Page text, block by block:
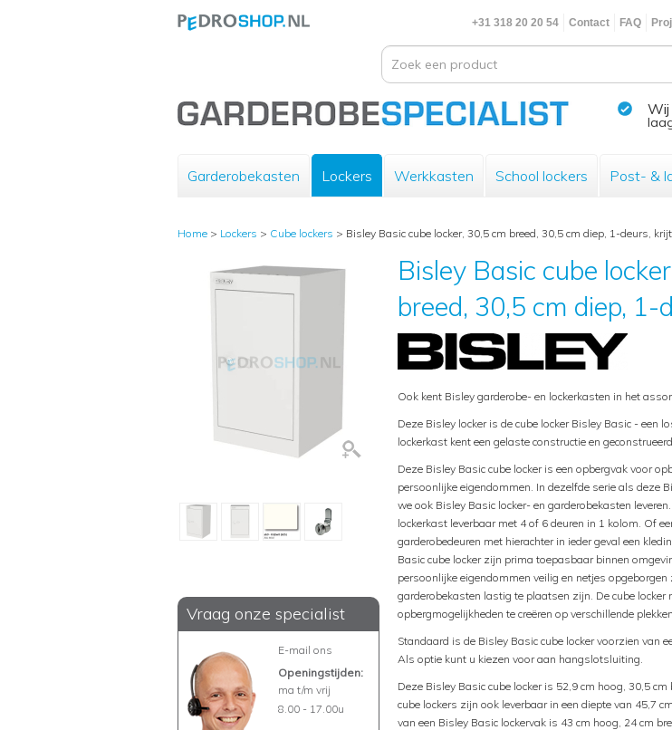
+31 318 20 20 54 Contact FAQ
Wij
Garderobekasten Lockers Werkkasten School lockers Post- &
Home > Lockers > Cube lockers > Bisley Basic cube locker, 30,5 cm breed, 30,5 cm diep, 1-deurs,
Vraag onze specialist
E-mail ons
Openingstijden:
ma t/m vrij
8.00 - 17.00u
Bisley Basic cube
breed, 30,5 cm diep,
Ook kent Bisley garderobe- en lockerkasten in het
Deze Bisley locker is de cube locker Bisley Basic - een
lockerkast kent een gelaste constructie en
Deze Bisley Basic cube locker is een opbergvak voor
persoonlijke eigendommen. In dezelfde serie als deze
we ook Bisley Basic locker- en garderobekasten
lockerkast leverbaar met 4 of 6 deuren in 1 kolom. Of
garderobedeuren met hierachter in ieder geval een
Basic cube locker zijn prima toepasbaar binnen
persoonlijke eigendommen veilig en netjes
garderobekasten lastig te plaatsen zijn. De cube locker
opbergmogelijkheden te creëren op verschillende
Standaard is de Bisley Basic cube locker voorzien van
Als optie kunt u kiezen voor aan hangslotsluiting.
Deze Bisley Basic cube locker is 52,9 cm hoog, 30,5 cm
cube lockers zijn ook leverbaar in een diepte van 45,7
van een Bisley Basic lockervak is 43 cm hoog, 24 cm